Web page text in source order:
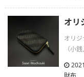
オリ
オリ
（小